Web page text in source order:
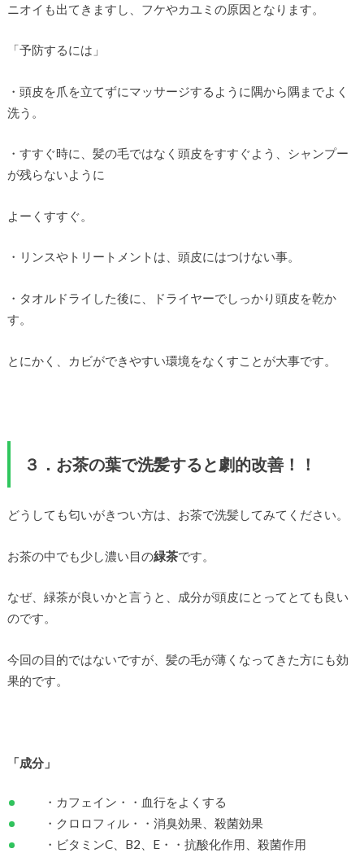
ニオイも出てきますし、フケやカユミの原因となります。
「予防するには」
・頭皮を爪を立てずにマッサージするように隅から隅までよく
洗う。
・すすぐ時に、髪の毛ではなく頭皮をすすぐよう、シャンプー
が残らないように
よーくすすぐ。
・リンスやトリートメントは、頭皮にはつけない事。
・タオルドライした後に、ドライヤーでしっかり頭皮を乾か
す。
とにかく、カビができやすい環境をなくすことが大事です。
３． お茶の葉で洗髪すると劇的改善！！
どうしても匂いがきつい方は、お茶で洗髪してみてください。
お茶の中でも少し濃い目の緑茶です。
なぜ、緑茶が良いかと言うと、成分が頭皮にとってとても良い
のです。
今回の目的ではないですが、髪の毛が薄くなってきた方にも効
果的です。
「成分」
・カフェイン・・血行をよくする
・クロロフィル・・消臭効果、殺菌効果
・ビタミンC、B2、E・・抗酸化作用、殺菌作用